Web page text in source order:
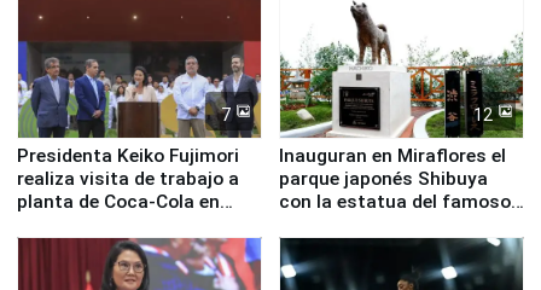
7
Presidenta Keiko Fujimori
realiza visita de trabajo a
planta de Coca-Cola en
12
Inauguran en Miraflores el
parque japonés Shibuya
con la estatua del famoso